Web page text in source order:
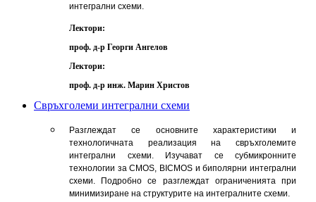
интегрални схеми.
Лектори:
проф. д-р Георги Ангелов
Лектори:
проф. д-р инж. Марин Христов
Свръхголеми интегрални схеми
Разглеждат се основните характеристики и
технологичната реализация на свръхголемите
интегрални схеми. Изучават се субмикронните
технологии за CMOS, BICMOS и биполярни интегрални
схеми. Подробно се разглеждат ограниченията при
минимизиране на структурите на интегралните схеми.